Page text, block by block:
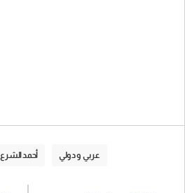
عربي و دولي أحمد الشرع